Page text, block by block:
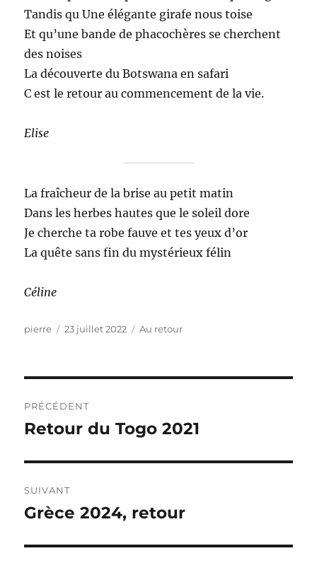
Tandis qu Une élégante girafe nous toise
Et qu’une bande de phacochères se cherchent
des noises
La découverte du Botswana en safari
C est le retour au commencement de la vie.
Elise
La fraîcheur de la brise au petit matin
Dans les herbes hautes que le soleil dore
Je cherche ta robe fauve et tes yeux d’or
La quête sans fin du mystérieux félin
Céline
Auteur
pierre
Publié
23 juillet 2022 Catégories
Au retour
de
PRÉCÉDENT
Publication
Retour du Togo 2021
SUIVANT
Publication
Grèce 2024, retour